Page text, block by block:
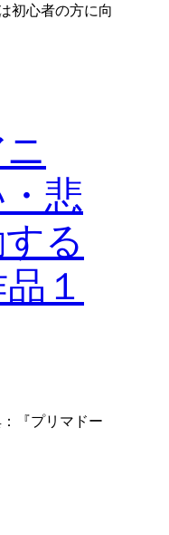
初心者の方に向
悲
る
１
『プリマドー